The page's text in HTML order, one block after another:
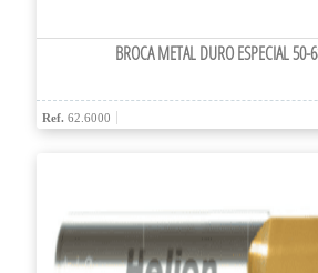
BROCA METAL DURO ESPECIAL 50-
Ref. 62.6000